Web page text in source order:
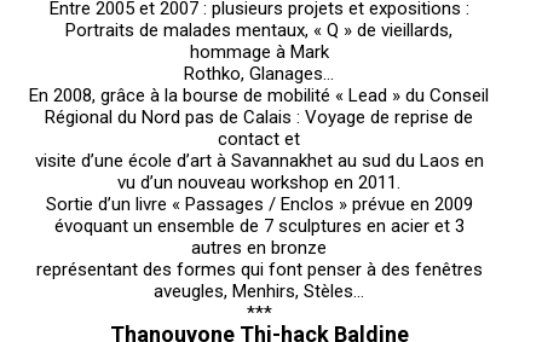
Entre 2005 et 2007 : plusieurs projets et expositions :
Portraits de malades mentaux, « Q » de vieillards,
hommage à Mark
Rothko, Glanages…
En 2008, grâce à la bourse de mobilité « Lead » du Conseil
Régional du Nord pas de Calais : Voyage de reprise de
contact et
visite d’une école d’art à Savannakhet au sud du Laos en
vu d’un nouveau workshop en 2011.
Sortie d’un livre « Passages / Enclos » prévue en 2009
évoquant un ensemble de 7 sculptures en acier et 3
autres en bronze
représentant des formes qui font penser à des fenêtres
aveugles, Menhirs, Stèles…
***
Thanouvone Thi-hack Baldine